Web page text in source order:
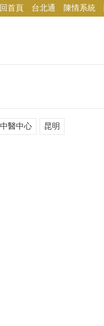
回首頁 台北通 陳情系統
中醫中心 昆明